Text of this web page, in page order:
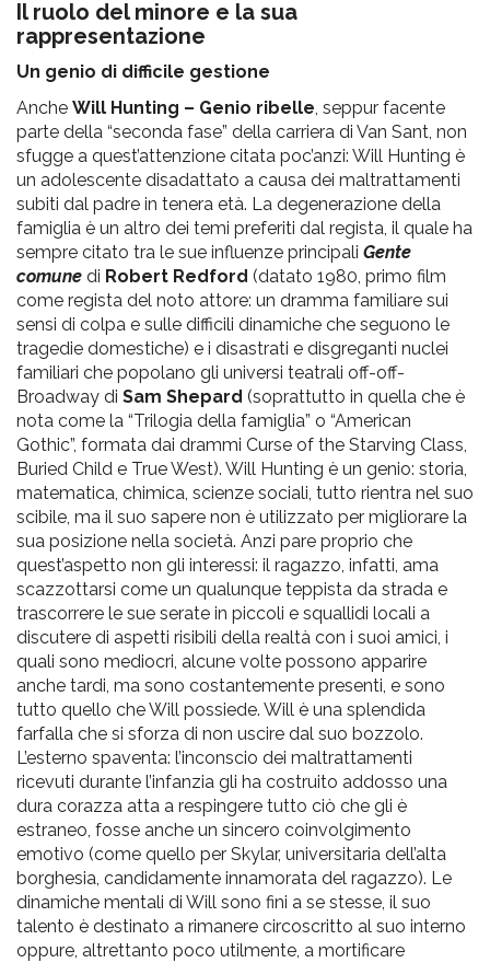
Il ruolo del minore e la sua
rappresentazione
Un genio di difficile gestione
Anche Will Hunting – Genio ribelle, seppur facente
parte della “seconda fase” della carriera di Van Sant, non
sfugge a quest’attenzione citata poc’anzi: Will Hunting è
un adolescente disadattato a causa dei maltrattamenti
subiti dal padre in tenera età. La degenerazione della
famiglia è un altro dei temi preferiti dal regista, il quale ha
sempre citato tra le sue influenze principali Gente
comune di Robert Redford (datato 1980, primo film
come regista del noto attore: un dramma familiare sui
sensi di colpa e sulle difficili dinamiche che seguono le
tragedie domestiche) e i disastrati e disgreganti nuclei
familiari che popolano gli universi teatrali off-off-
Broadway di Sam Shepard (soprattutto in quella che è
nota come la “Trilogia della famiglia” o “American
Gothic”, formata dai drammi Curse of the Starving Class,
Buried Child e True West). Will Hunting è un genio: storia,
matematica, chimica, scienze sociali, tutto rientra nel suo
scibile, ma il suo sapere non è utilizzato per migliorare la
sua posizione nella società. Anzi pare proprio che
quest’aspetto non gli interessi: il ragazzo, infatti, ama
scazzottarsi come un qualunque teppista da strada e
trascorrere le sue serate in piccoli e squallidi locali a
discutere di aspetti risibili della realtà con i suoi amici, i
quali sono mediocri, alcune volte possono apparire
anche tardi, ma sono costantemente presenti, e sono
tutto quello che Will possiede. Will è una splendida
farfalla che si sforza di non uscire dal suo bozzolo.
L’esterno spaventa: l’inconscio dei maltrattamenti
ricevuti durante l’infanzia gli ha costruito addosso una
dura corazza atta a respingere tutto ciò che gli è
estraneo, fosse anche un sincero coinvolgimento
emotivo (come quello per Skylar, universitaria dell’alta
borghesia, candidamente innamorata del ragazzo). Le
dinamiche mentali di Will sono fini a se stesse, il suo
talento è destinato a rimanere circoscritto al suo interno
oppure, altrettanto poco utilmente, a mortificare